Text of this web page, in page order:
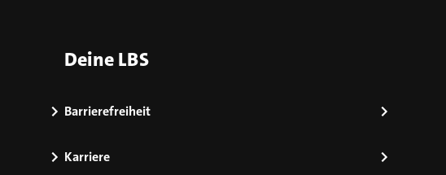
Deine LBS
Barrierefreiheit
Karriere